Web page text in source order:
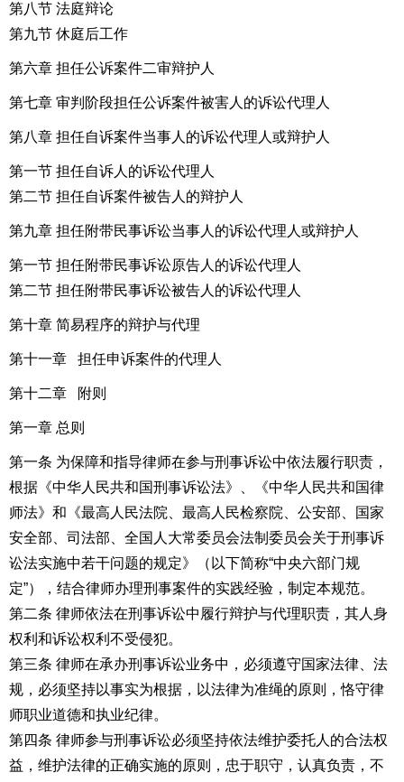
第八节 法庭辩论
第九节 休庭后工作
第六章 担任公诉案件二审辩护人
第七章 审判阶段担任公诉案件被害人的诉讼代理人
第八章 担任自诉案件当事人的诉讼代理人或辩护人
第一节 担任自诉人的诉讼代理人
第二节 担任自诉案件被告人的辩护人
第九章 担任附带民事诉讼当事人的诉讼代理人或辩护人
第一节 担任附带民事诉讼原告人的诉讼代理人
第二节 担任附带民事诉讼被告人的诉讼代理人
第十章 简易程序的辩护与代理
第十一章 担任申诉案件的代理人
第十二章 附则
第一章 总则
第一条 为保障和指导律师在参与刑事诉讼中依法履行职责，
根据《中华人民共和国刑事诉讼法》、《中华人民共和国律
师法》和《最高人民法院、最高人民检察院、公安部、国家
安全部、司法部、全国人大常委员会法制委员会关于刑事诉
讼法实施中若干问题的规定》（以下简称“中央六部门规
定”），结合律师办理刑事案件的实践经验，制定本规范。
第二条 律师依法在刑事诉讼中履行辩护与代理职责，其人身
权利和诉讼权利不受侵犯。
第三条 律师在承办刑事诉讼业务中，必须遵守国家法律、法
规，必须坚持以事实为根据，以法律为准绳的原则，恪守律
师职业道德和执业纪律。
第四条 律师参与刑事诉讼必须坚持依法维护委托人的合法权
益，维护法律的正确实施的原则，忠于职守，认真负责，不